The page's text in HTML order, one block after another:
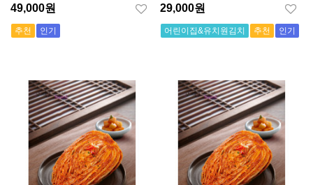
49,000원
추천 인기
29,000원
어린이집&유치원김치 추천 인기